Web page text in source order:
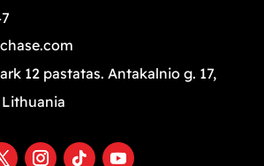
12 pastatas. Antakalnio g. 17,
Lithuania